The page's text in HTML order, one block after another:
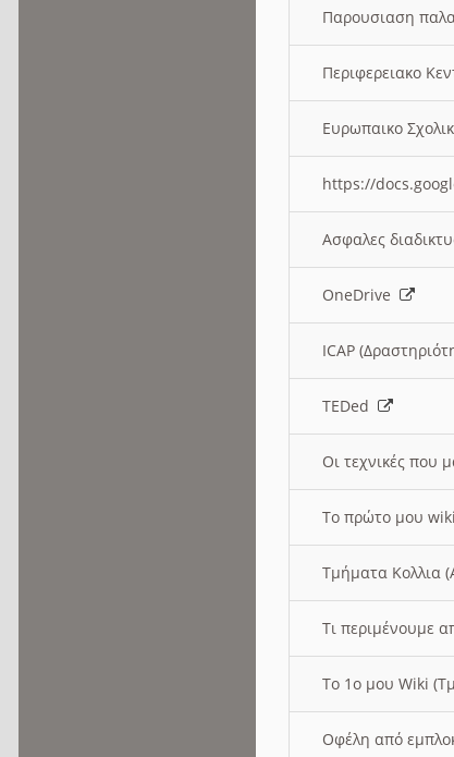
Παρουσιαση
Περιφερειακο
Ευρωπαικο
https://
Ασφαλες
OneDrive
ICAP
TEDed
Οι τεχνικές που
Το πρώτο μου
Τμήματα Κολλια
Τι περιμένουμε
Το 1ο μου Wiki
Οφέλη από